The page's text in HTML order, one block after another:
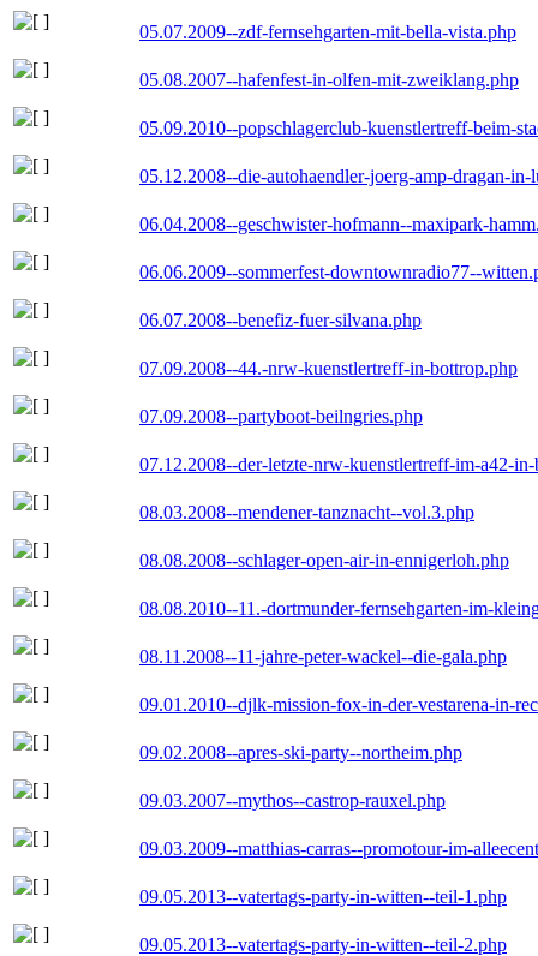
05.07.2009--zdf-fernsehgarten-mit-bella-vista.php
05.08.2007--hafenfest-in-olfen-mit-zweiklang.php
05.09.2010--popschlagerclub-kuenstlertreff-beim-
05.12.2008--die-autohaendler-joerg-amp-dragan-in-
06.04.2008--geschwister-hofmann--maxipark-
06.06.2009--sommerfest-downtownradio77--
06.07.2008--benefiz-fuer-silvana.php
07.09.2008--44.-nrw-kuenstlertreff-in-bottrop.php
07.09.2008--partyboot-beilngries.php
07.12.2008--der-letzte-nrw-kuenstlertreff-im-a42-
08.03.2008--mendener-tanznacht--vol.3.php
08.08.2008--schlager-open-air-in-ennigerloh.php
08.08.2010--11.-dortmunder-fernsehgarten-im-
08.11.2008--11-jahre-peter-wackel--die-gala.php
09.01.2010--djlk-mission-fox-in-der-vestarena-in-
09.02.2008--apres-ski-party--northeim.php
09.03.2007--mythos--castrop-rauxel.php
09.03.2009--matthias-carras--promotour-im-
09.05.2013--vatertags-party-in-witten--teil-1.php
09.05.2013--vatertags-party-in-witten--teil-2.php